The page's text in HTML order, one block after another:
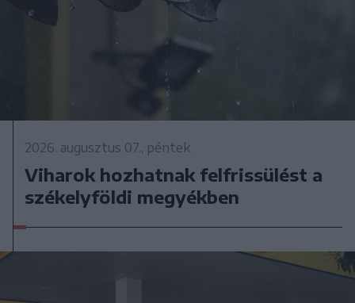
2026. augusztus 07., péntek
Viharok hozhatnak felfrissülést a
székelyföldi megyékben